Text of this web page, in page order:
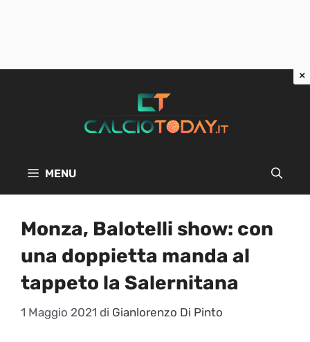
MENU
Monza, Balotelli show: con
una doppietta manda al
tappeto la Salernitana
1 Maggio 2021 di Gianlorenzo Di Pinto